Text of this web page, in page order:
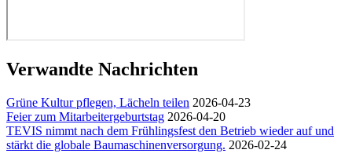
Verwandte Nachrichten
Grüne Kultur pflegen, Lächeln teilen 2026-04-23
Feier zum Mitarbeitergeburtstag 2026-04-20
TEVIS nimmt nach dem Frühlingsfest den Betrieb wieder auf und
stärkt die globale Baumaschinenversorgung. 2026-02-24